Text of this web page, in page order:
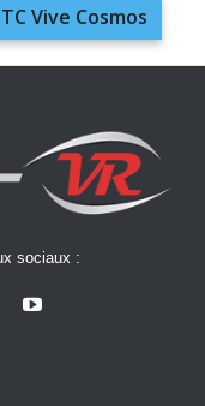
Vive Cosmos
sociaux :